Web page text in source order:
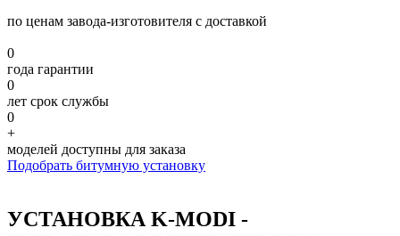
по ценам завода-изготовителя с доставкой
0
года гарантии
0
лет срок службы
0
+
моделей доступны для заказа
Подобрать битумную установку
УСТАНОВКА K-MODI -